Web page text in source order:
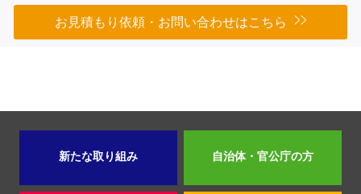
お見積もり依頼・お問い合わせはこちら
新たな取り組み 自治体・官公庁の方